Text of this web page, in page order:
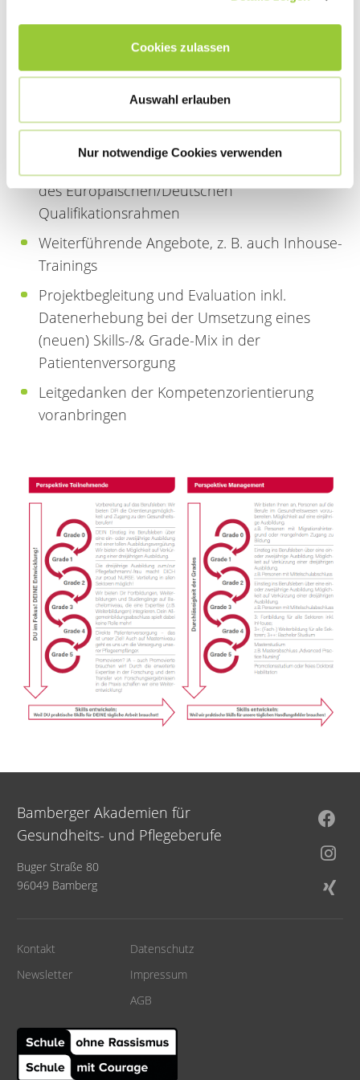
Cookies zulassen
Auswahl erlauben
Nur notwendige Cookies verwenden
von Pflegeempfängern
Aus-/Fort-/Weiterbildungsbereich und
Studium mit dem Fokus
Kompetenzerreichung durch Skills Trainings
(Versorgung, (Projekt-) Management/Führung,
des Europäischen/Deutschen
Qualifikationsrahmen
Weiterführende Angebote, z. B. auch Inhouse-
Trainings
Projektbegleitung und Evaluation inkl.
Datenerhebung bei der Umsetzung eines
(neuen) Skills-/& Grade-Mix in der
Patientenversorgung
Leitgedanken der Kompetenzorientierung
voranbringen
Bamberger Akademien für
Gesundheits- und Pflegeberufe
Buger Straße 80
96049 Bamberg
Kontakt
Newsletter
Datenschutz
Impressum
AGB